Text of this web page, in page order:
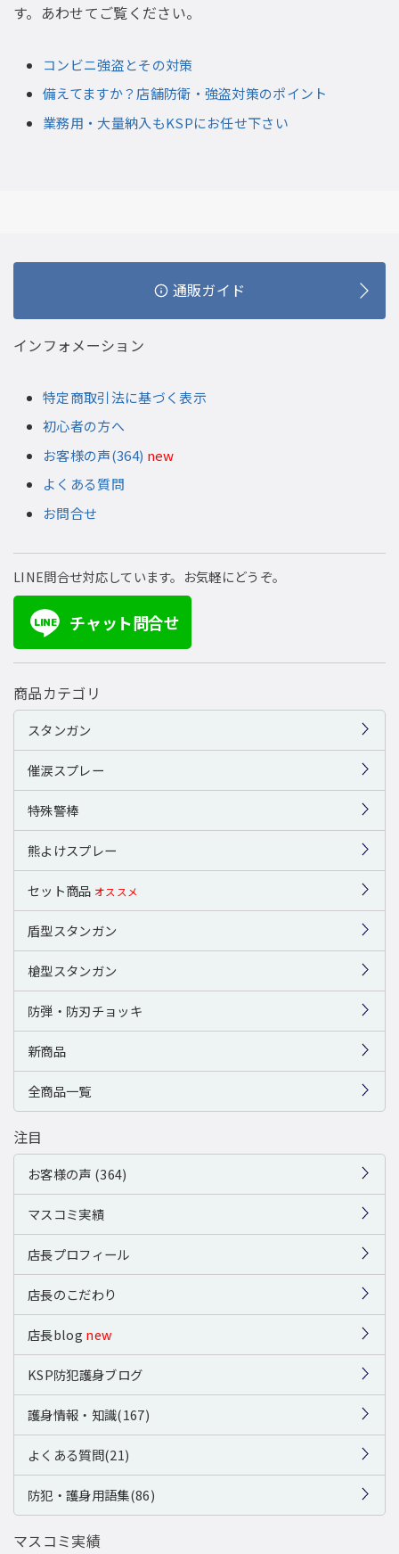
す。あわせてご覧ください。
コンビニ強盗とその対策
備えてますか？店舗防衛・強盗対策のポイント
業務用・大量納入もKSPにお任せ下さい
通販ガイド
インフォメーション
特定商取引法に基づく表示
初心者の方へ
お客様の声(364) new
よくある質問
お問合せ
LINE問合せ対応しています。お気軽にどうぞ。
LINE チャット問合せ
商品カテゴリ
スタンガン
催涙スプレー
特殊警棒
熊よけスプレー
セット商品 オススメ
盾型スタンガン
槍型スタンガン
防弾・防刃チョッキ
新商品
全商品一覧
注目
お客様の声 (364)
マスコミ実績
店長プロフィール
店長のこだわり
店長blog new
KSP防犯護身ブログ
護身情報・知識(167)
よくある質問(21)
防犯・護身用語集(86)
マスコミ実績